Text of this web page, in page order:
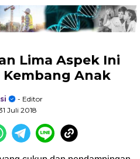
Lima Aspek Ini
Anak
- Editor
Juli 2018